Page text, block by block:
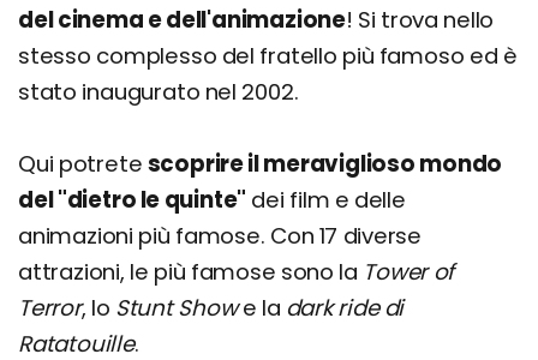
del cinema e dell'animazione! Si trova nello
stesso complesso del fratello più famoso ed è
stato inaugurato nel 2002.
Qui potrete scoprire il meraviglioso mondo
del "dietro le quinte" dei film e delle
animazioni più famose. Con 17 diverse
attrazioni, le più famose sono la Tower of
Terror, lo Stunt Showe la dark ride di
Ratatouille.